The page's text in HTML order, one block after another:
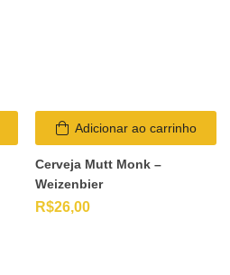
Adicionar ao carrinho
Cerveja Mutt Monk –
Weizenbier
R$26,00